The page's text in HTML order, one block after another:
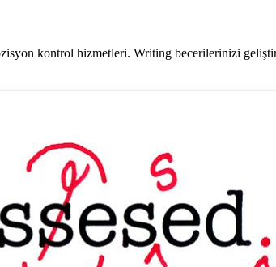
kontrol hizmetleri. Writing becerilerinizi